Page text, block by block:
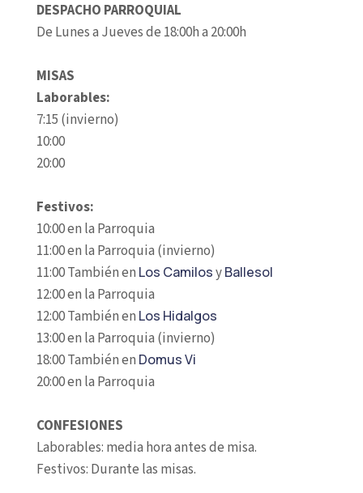
DESPACHO PARROQUIAL
De Lunes a Jueves de 18:00h a 20:00h
MISAS
Laborables:
7:15 (invierno)
10:00
20:00
Festivos:
10:00 en la Parroquia
11:00 en la Parroquia (invierno)
11:00 También en Los CamilosyBallesol
12:00 en la Parroquia
12:00 También en Los Hidalgos
13:00 en la Parroquia (invierno)
18:00 También en Domus Vi
20:00 en la Parroquia
CONFESIONES
Laborables: media hora antes de misa.
Festivos: Durante las misas.